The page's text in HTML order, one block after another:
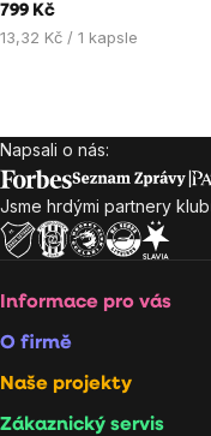
799 Kč
Měrná
13,32 Kč / 1 kapsle
Zápatí
Napsali o nás:
Jsme hrdými partnery
Informace pro vás
O firmě
Naše projekty
Zákaznický servis